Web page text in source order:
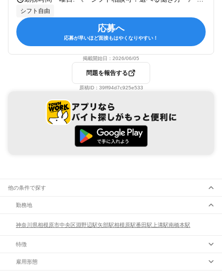
シフト自由
応募へ
応募が早いほど面接もはやくなりやすい！
掲載開始日： 2026/06/05
問題を報告する
原稿ID： 39ff94d7c925e533
他の条件で探す
勤務地
神奈川県相模原市中央区淵野辺駅矢部駅相模原駅番田駅 上溝駅南橋本駅
特徴
雇用形態